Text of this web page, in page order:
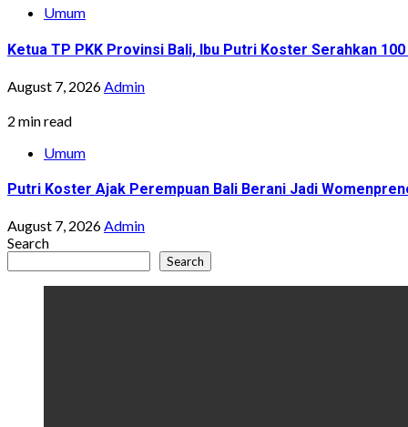
Umum
Ketua TP PKK Provinsi Bali, Ibu Putri Koster Serahkan
August 7, 2026Admin
2 min read
Umum
Putri Koster Ajak Perempuan Bali Berani Jadi
August 7, 2026Admin
Search
Search